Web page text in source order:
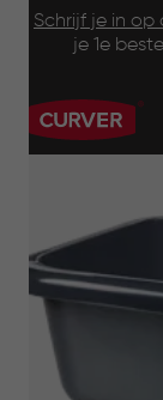
Schrijf je in op
je 1e
Main
navigation
Footer